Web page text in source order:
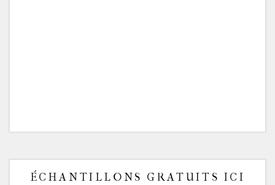
ÉCHANTILLONS GRATUITS ICI